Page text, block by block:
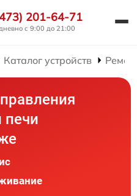
201-64-71
с 9:00 до 21:00
Каталог устройств
печи